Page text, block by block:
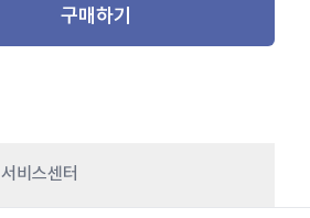
구매하기
서비스센터